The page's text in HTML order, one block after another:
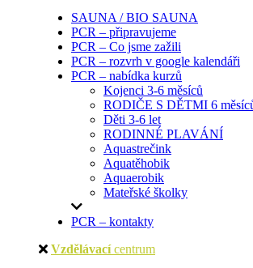
SAUNA / BIO SAUNA
PCR – připravujeme
PCR – Co jsme zažili
PCR – rozvrh v google kalendáři
PCR – nabídka kurzů
Kojenci 3-6 měsíců
RODIČE S DĚTMI 6
Děti 3-6 let
RODINNÉ PLAVÁNÍ
Aquastrečink
Aquatěhobik
Aquaerobik
Mateřské školky
PCR – kontakty
Vzdělávací centrum